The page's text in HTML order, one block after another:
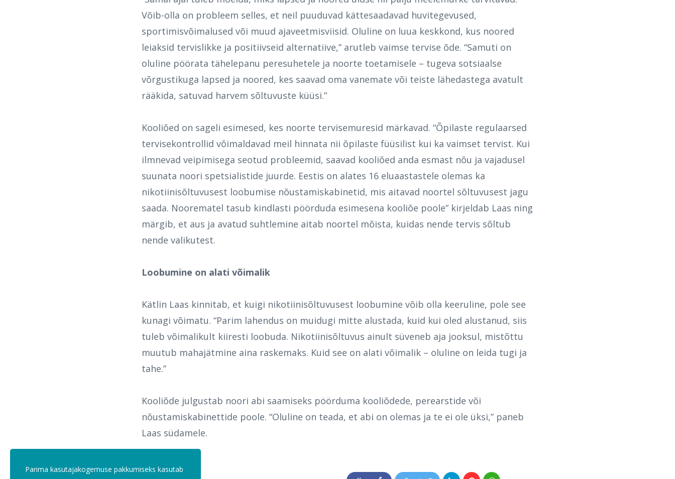
Võib-olla on probleem selles, et neil puuduvad kättesaadavad huvitegevused,
sportimisvõimalused või muud ajaveetmisviisid. Oluline on luua keskkond, kus noored
leiaksid tervislikke ja positiivseid alternatiive,” arutleb vaimse tervise õde. “Samuti on
oluline pöörata tähelepanu peresuhetele ja noorte toetamisele – tugeva sotsiaalse
võrgustikuga lapsed ja noored, kes saavad oma vanemate või teiste lähedastega avatult
rääkida, satuvad harvem sõltuvuste küüsi.”
Kooliõed on sageli esimesed, kes noorte tervisemuresid märkavad. “Õpilaste regulaarsed
tervisekontrollid võimaldavad meil hinnata nii õpilaste füüsilist kui ka vaimset tervist. Kui
ilmnevad veipimisega seotud probleemid, saavad kooliõed anda esmast nõu ja vajadusel
suunata noori spetsialistide juurde. Eestis on alates 16 eluaastastele olemas ka
nikotiinisõltuvusest loobumise nõustamiskabinetid, mis aitavad noortel sõltuvusest jagu
saada. Noorematel tasub kindlasti pöörduda esimesena kooliõe poole” kirjeldab Laas ning
märgib, et aus ja avatud suhtlemine aitab noortel mõista, kuidas nende tervis sõltub
nende valikutest.
Loobumine on alati võimalik
Kätlin Laas kinnitab, et kuigi nikotiinisõltuvusest loobumine võib olla keeruline, pole see
kunagi võimatu. “Parim lahendus on muidugi mitte alustada, kuid kui oled alustanud, siis
tuleb võimalikult kiiresti loobuda. Nikotiinisõltuvus ainult süveneb aja jooksul, mistõttu
muutub mahajätmine aina raskemaks. Kuid see on alati võimalik – oluline on leida tugi ja
tahe.”
Kooliõde julgustab noori abi saamiseks pöörduma kooliõdede, perearstide või
nõustamiskabinettide poole. “Oluline on teada, et abi on olemas ja te ei ole üksi,” paneb
Laas südamele.
Parima kasutajakogemuse pakkumiseks kasutab